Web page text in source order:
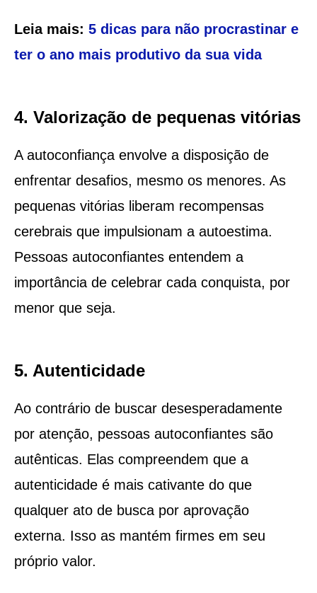
Leia mais: 5 dicas para não procrastinar e
ter o ano mais produtivo da sua vida
4. Valorização de pequenas vitórias
A autoconfiança envolve a disposição de
enfrentar desafios, mesmo os menores. As
pequenas vitórias liberam recompensas
cerebrais que impulsionam a autoestima.
Pessoas autoconfiantes entendem a
importância de celebrar cada conquista, por
menor que seja.
5. Autenticidade
Ao contrário de buscar desesperadamente
por atenção, pessoas autoconfiantes são
autênticas. Elas compreendem que a
autenticidade é mais cativante do que
qualquer ato de busca por aprovação
externa. Isso as mantém firmes em seu
próprio valor.